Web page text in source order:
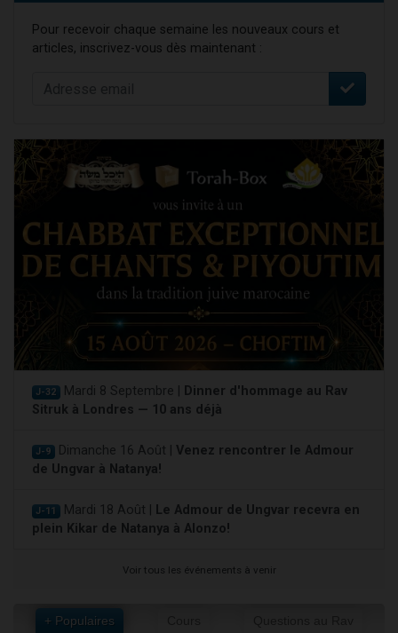
Pour recevoir chaque semaine les nouveaux cours et
articles, inscrivez-vous dès maintenant :
J-32 Mardi 8 Septembre |
Dinner d'hommage au Rav
Sitruk à Londres — 10 ans déjà
J-9 Dimanche 16 Août | Venez rencontrer le Admour
de Ungvar à Natanya!
J-11 Mardi 18 Août |
Le Admour de Ungvar recevra en
plein Kikar de Natanya à Alonzo!
Voir tous les événements à venir
+ Populaires